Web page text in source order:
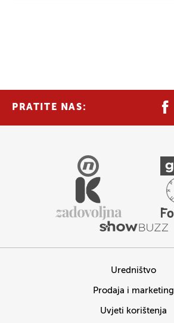
PRATITE NAS:
Uredništvo
Prodaja i marketing
Uvjeti korištenja